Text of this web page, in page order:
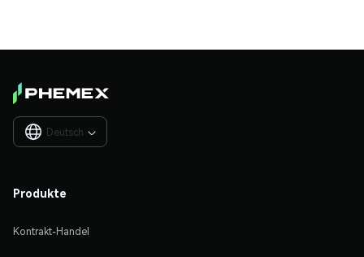
Deutsch 
Produkte
Kontrakt-Handel